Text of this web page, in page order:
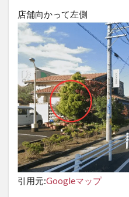
店舗向かって左側
引用元:Googleマップ